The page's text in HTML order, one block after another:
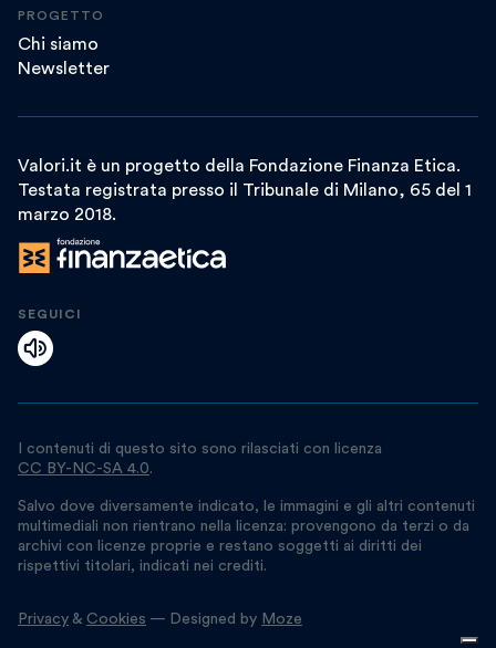
PROGETTO
Chi siamo
Newsletter
Valori.it è un progetto della Fondazione Finanza Etica.
Testata registrata presso il Tribunale di Milano, 65 del 1
marzo 2018.
SEGUICI
I contenuti di questo sito sono rilasciati con licenza
CC BY-NC-SA 4.0.
Salvo dove diversamente indicato, le immagini e gli altri contenuti
multimediali non rientrano nella licenza: provengono da terzi o da
archivi con licenze proprie e restano soggetti ai diritti dei
rispettivi titolari, indicati nei crediti.
Privacy & Cookies — Designed by Moze